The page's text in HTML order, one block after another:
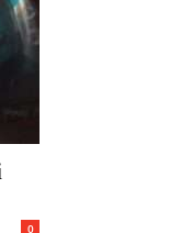
0